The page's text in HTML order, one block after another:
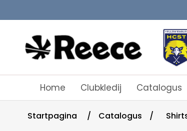
Home Clubkledij Catalogus
Startpagina / Catalogus /